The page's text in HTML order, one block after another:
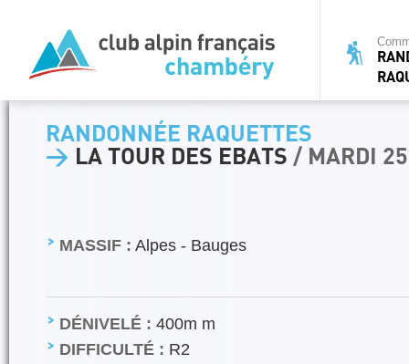
RANDONNÉE RAQUETTES
> LA TOUR DES EBATS / MARDI
MASSIF : Alpes - Bauges
DÉNIVELÉ : 400m m
DIFFICULTÉ : R2